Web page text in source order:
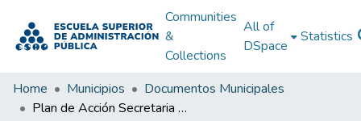
Communities
&
Collections
All of
DSpace
Statistics
Home Municipios
Documentos Municipales
Plan de Acción Secretaria de Planeación Acandí Chocó 2013: PASP Acandí Chocó 2013